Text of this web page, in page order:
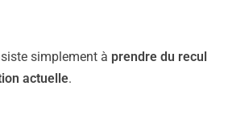
simplement à prendre du recul
actuelle.